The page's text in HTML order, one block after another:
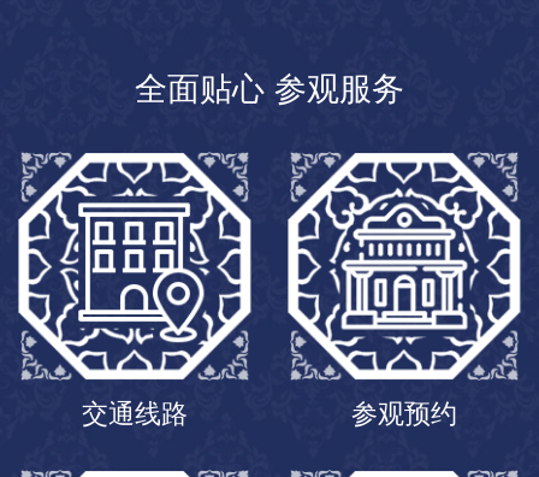
全面贴心 参观服务
交通线路 参观预约